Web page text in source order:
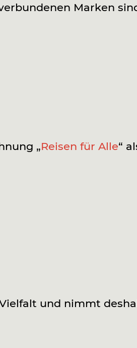
Marken
„Reisen für Alle“
und nimmt